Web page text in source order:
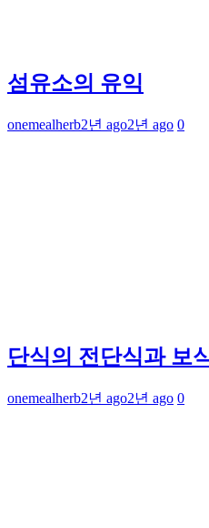
섬유소의 유익
onemealherb2년 ago2년 ago 0
단식의 전단식과 보
onemealherb2년 ago2년 ago 0